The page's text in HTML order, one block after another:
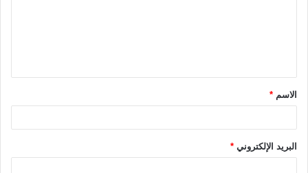
ق
*الاسم *
البريد الإلكتروني *